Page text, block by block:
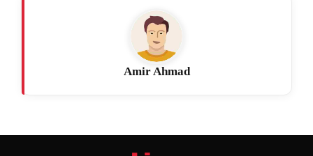
Amir Ahmad